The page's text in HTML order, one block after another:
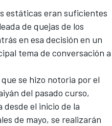
estáticas eran suficientes
de quejas de los
en esa decisión en un
tema de conversación a
se hizo notoria por el
del pasado curso,
el inicio de la
de mayo, se realizarán